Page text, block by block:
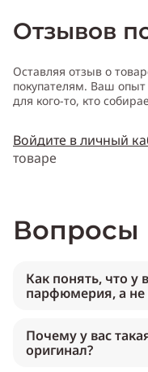
Отзывов
Оставляя отзыв о
покупателям. Ваш
для кого-то, кто
Войдите в личный
товаре
Вопросы
Как понять, что у
парфюмерия, а не
Почему у вас
оригинал?